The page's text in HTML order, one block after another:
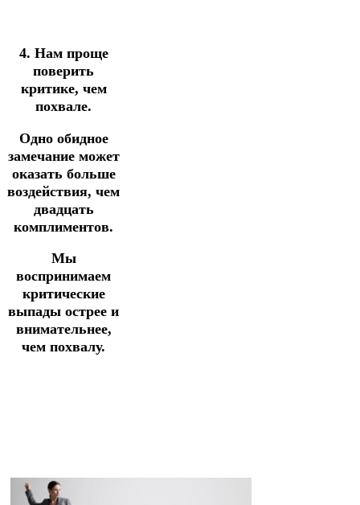
4. Нам проще
поверить
критике, чем
похвале.
Одно обидное
замечание может
оказать больше
воздействия, чем
двадцать
комплиментов.
Мы
воспринимаем
критические
выпады острее и
внимательнее,
чем похвалу.